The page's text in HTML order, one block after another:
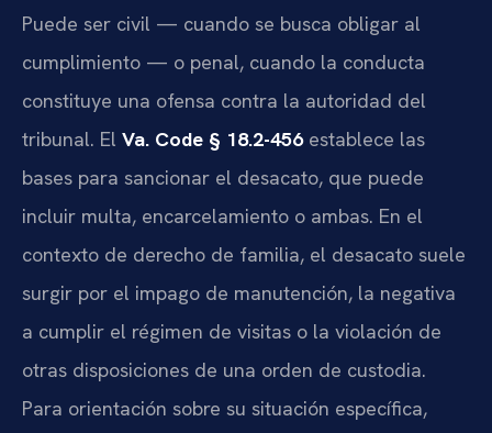
Puede ser civil — cuando se busca obligar al
cumplimiento — o penal, cuando la conducta
constituye una ofensa contra la autoridad del
tribunal. El Va. Code § 18.2-456establece las
bases para sancionar el desacato, que puede
incluir multa, encarcelamiento o ambas. En el
contexto de derecho de familia, el desacato suele
surgir por el impago de manutención, la negativa
a cumplir el régimen de visitas o la violación de
otras disposiciones de una orden de custodia.
Para orientación sobre su situación específica,